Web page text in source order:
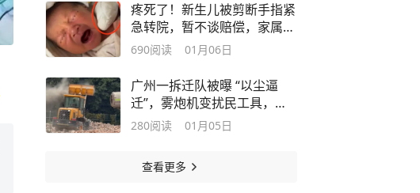
疼死了！新生儿被剪断手指紧
急转院，暂不谈赔偿，家属发
声太揪心
690阅读 01月06日
广州一拆迁队被曝 “以尘逼
迁”，雾炮机变扰民工具，街
道回应整改
280阅读 01月05日
查看更多